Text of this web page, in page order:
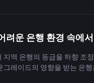
련하여 거래소에서 발표한
려운 은행 환경 속에
지역 은행의 등급을 하향 조
레이드의 영향을 받는 은